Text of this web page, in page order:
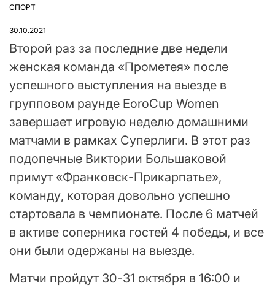
ОПУБЛІКУВАТИ
СПОРТ
30.10.2021
Второй раз за последние две недели
женская команда «Прометея» после
успешного выступления на выезде в
групповом раунде EoroCup Women
завершает игровую неделю домашними
матчами в рамках Суперлиги. В этот раз
подопечные Виктории Большаковой
примут «Франковск-Прикарпатье»,
команду, которая довольно успешно
стартовала в чемпионате. После 6 матчей
в активе соперника гостей 4 победы, и все
они были одержаны на выезде.
Матчи пройдут 30-31 октября в 16:00 и